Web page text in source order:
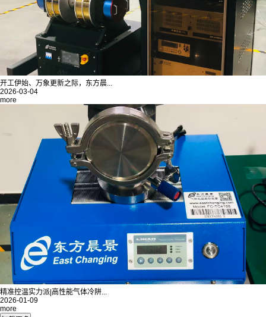
开工伊始、万象更新之际，东方晨...
2026-03-04
more
精准控温实力派|高性能气体冷阱...
2026-01-09
more